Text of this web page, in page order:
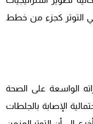
التوتر كجزء من خطط
الواسعة على الصحة
الإصابة بالجلطات